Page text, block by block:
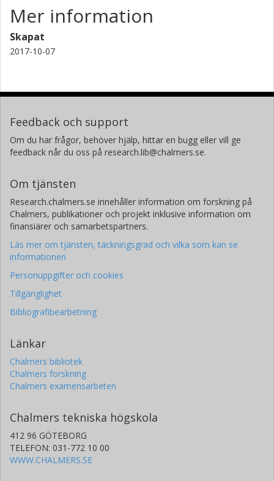
Mer information
Skapat
2017-10-07
Feedback och support
Om du har frågor, behöver hjälp, hittar en bugg eller vill ge
feedback når du oss på research.lib@chalmers.se.
Om tjänsten
Research.chalmers.se innehåller information om forskning på
Chalmers, publikationer och projekt inklusive information om
finansiärer och samarbetspartners.
Läs mer om tjänsten, täckningsgrad och vilka som kan se
informationen
Personuppgifter och cookies
Tillgänglighet
Bibliografibearbetning
Länkar
Chalmers bibliotek
Chalmers forskning
Chalmers examensarbeten
Chalmers tekniska högskola
412 96 GÖTEBORG
TELEFON: 031-772 10 00
WWW.CHALMERS.SE